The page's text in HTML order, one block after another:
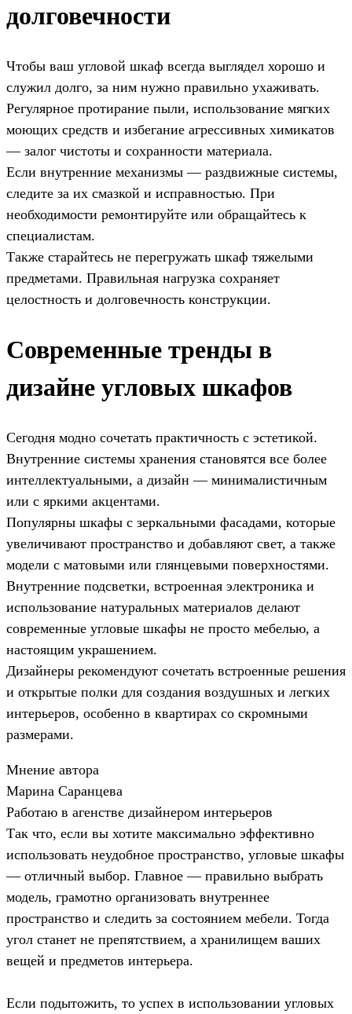
долговечности
Чтобы ваш угловой шкаф всегда выглядел хорошо и
служил долго, за ним нужно правильно ухаживать.
Регулярное протирание пыли, использование мягких
моющих средств и избегание агрессивных химикатов
— залог чистоты и сохранности материала.
Если внутренние механизмы — раздвижные системы,
следите за их смазкой и исправностью. При
необходимости ремонтируйте или обращайтесь к
специалистам.
Также старайтесь не перегружать шкаф тяжелыми
предметами. Правильная нагрузка сохраняет
целостность и долговечность конструкции.
Современные тренды в
дизайне угловых шкафов
Сегодня модно сочетать практичность с эстетикой.
Внутренние системы хранения становятся все более
интеллектуальными, а дизайн — минималистичным
или с яркими акцентами.
Популярны шкафы с зеркальными фасадами, которые
увеличивают пространство и добавляют свет, а также
модели с матовыми или глянцевыми поверхностями.
Внутренние подсветки, встроенная электроника и
использование натуральных материалов делают
современные угловые шкафы не просто мебелью, а
настоящим украшением.
Дизайнеры рекомендуют сочетать встроенные решения
и открытые полки для создания воздушных и легких
интерьеров, особенно в квартирах со скромными
размерами.
Мнение автора
Марина Саранцева
Работаю в агенстве дизайнером интерьеров
Так что, если вы хотите максимально эффективно
использовать неудобное пространство, угловые шкафы
— отличный выбор. Главное — правильно выбрать
модель, грамотно организовать внутреннее
пространство и следить за состоянием мебели. Тогда
угол станет не препятствием, а хранилищем ваших
вещей и предметов интерьера.
Если подытожить, то успех в использовании угловых